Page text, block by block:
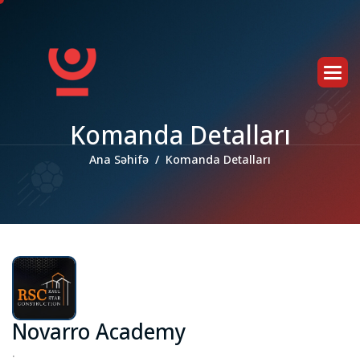
Komanda Detalları
Ana Səhifə Komanda Detalları
Novarro Academy
.